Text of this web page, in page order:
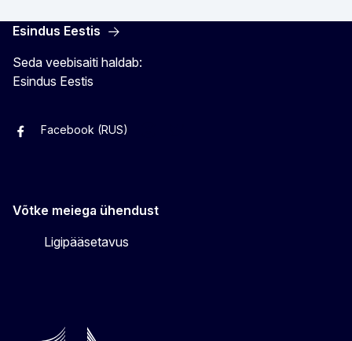
Esindus Eestis
Seda veebisaiti haldab:
Esindus Eestis
Facebook (EST)
Facebook (RUS)
Võtke meiega ühendust
Ligipääsetavus